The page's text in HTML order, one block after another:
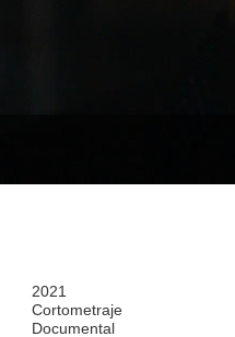
2021
Cortometraje
Documental